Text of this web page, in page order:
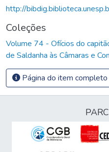
http://
Coleções
Volume 74 - Ofícios do
de Saldanha às Câmaras e
Página do item completo